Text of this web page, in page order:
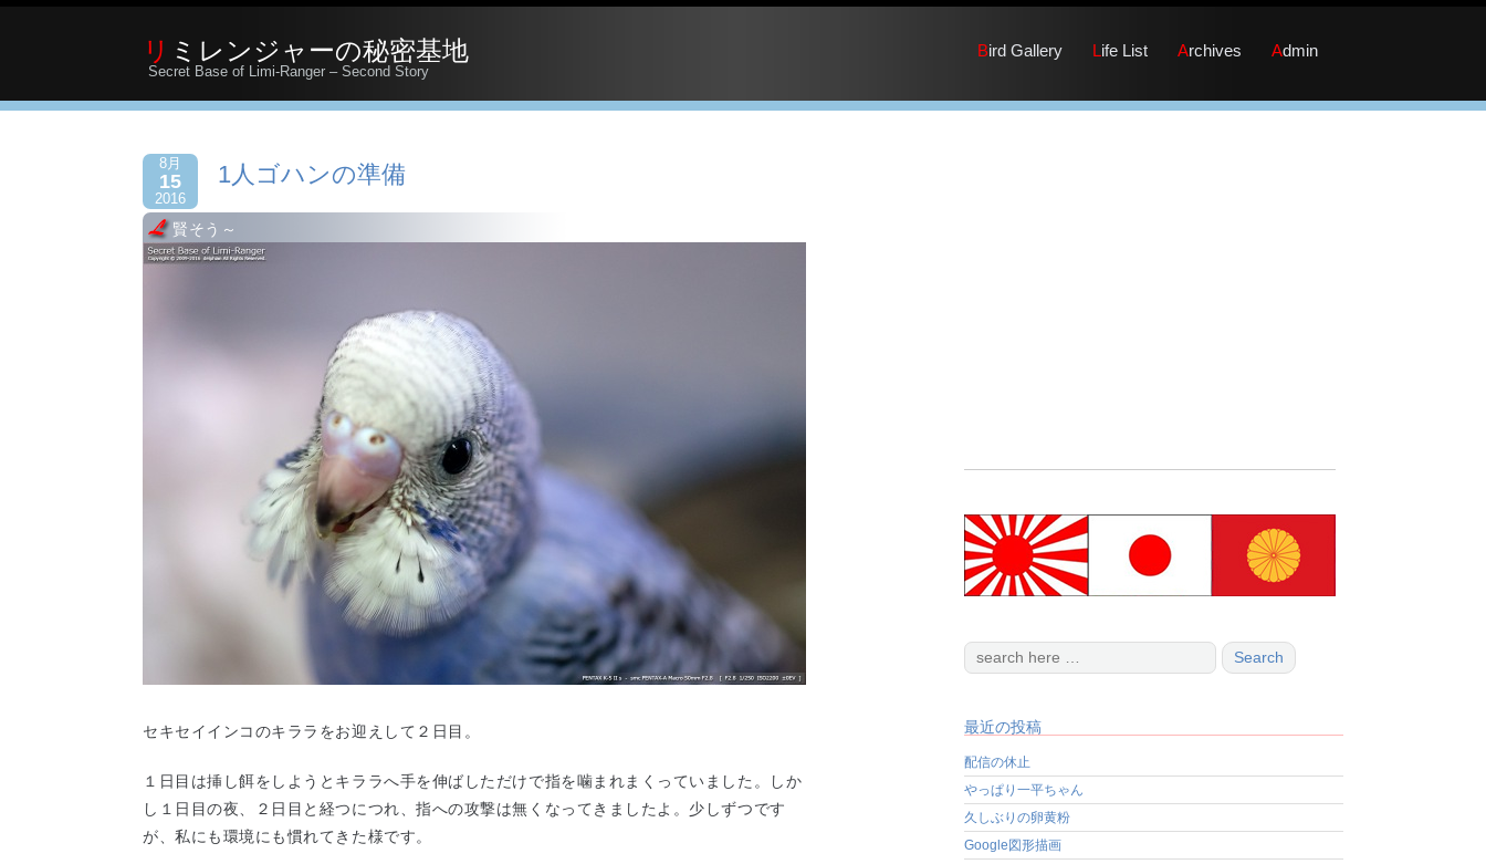
リミレンジャーの秘密基地
Secret Base of Limi-Ranger – Second Story
Bird Gallery Life List Archives Admin
8月
15
2016
1人ゴハンの準備
賢そう～
セキセイインコのキララをお迎えして２日目。
１日目は挿し餌をしようとキララへ手を伸ばしただけで指を噛まれまくっていました。しか
し１日目の夜、２日目と経つにつれ、指への攻撃は無くなってきましたよ。少しずつです
が、私にも環境にも慣れてきた様です。
最近の投稿
配信の休止
やっぱり一平ちゃん
久しぶりの卵黄粉
Google図形描画